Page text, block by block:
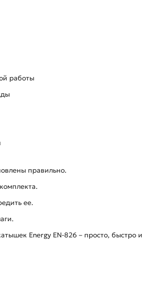
работы
правильно.
ее.
Energy EN-826 – просто, быстро